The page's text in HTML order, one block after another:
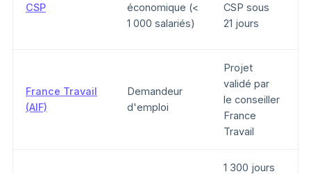
CSP
économique (<
1 000 salariés)
CSP sous
21 jours
France Travail
(AIF)
Demandeur
d'emploi
Projet
validé par
le conseiller
France
Travail
1 300 jours